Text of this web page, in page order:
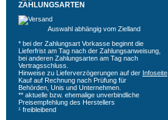
ZAHLUNGSARTEN
Auswahl abhängig vom Zielland
* bei der Zahlungsart Vorkasse beginnt die
Lieferfrist am Tag nach der Zahlungsanweisung,
bei anderen Zahlungsarten am Tag nach
Vertragsschluss.
Hinweise zu Lieferverzögerungen auf der Infoseite
Kauf auf Rechnung nach Prüfung für
Behörden, Unis und Unternehmen.
** aktuelle bzw. ehemalige unverbindliche
Preisempfehlung des Herstellers
¹ freibleibend